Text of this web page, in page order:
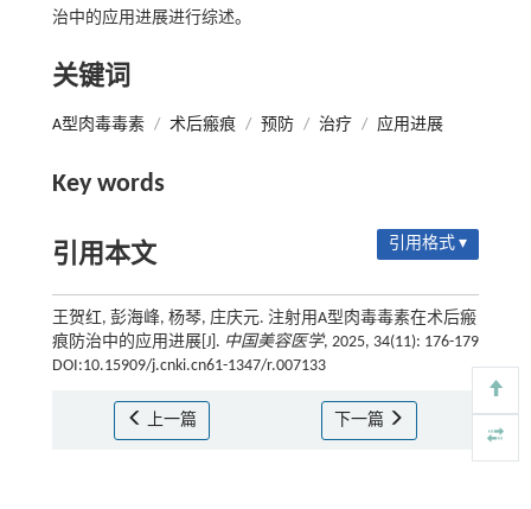
治中的应用进展进行综述。
关键词
A型肉毒毒素 / 术后瘢痕 / 预防 / 治疗 / 应用进展
Key words
引用本文 引用格式 ▾
王贺红, 彭海峰, 杨琴, 庄庆元. 注射用A型肉毒毒素在术后瘢
痕防治中的应用进展[J]. 中国美容医学, 2025, 34(11): 176-179
DOI:10.15909/j.cnki.cn61-1347/r.007133
上一篇 下一篇